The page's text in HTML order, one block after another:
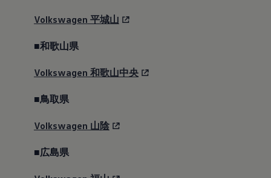
Volkswagen 平城山
■和歌山県
Volkswagen 和歌山中央
■鳥取県
Volkswagen 山陰
■広島県